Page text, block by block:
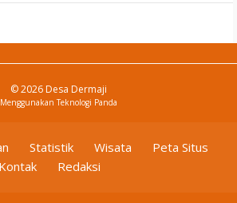
© 2026 Desa Dermaji
MenggunakanTeknologi Panda
Statistik Wisata
Peta Situs
Kontak
Redaksi